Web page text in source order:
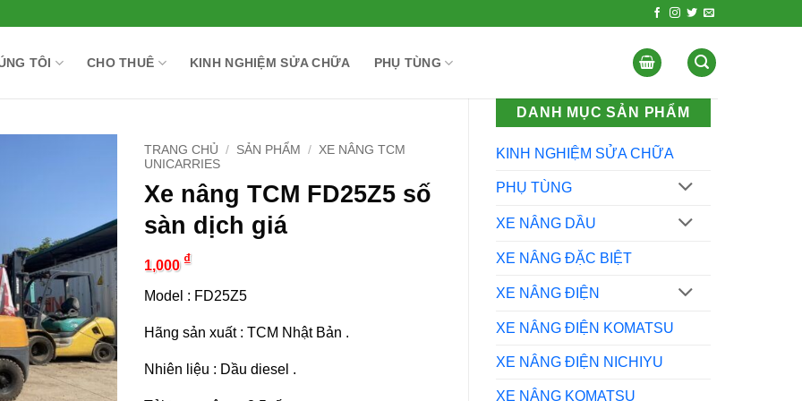
TÔI CHO THUÊ KINH NGHIỆM SỬA CHỮA PHỤ TÙNG
DANH MỤC SẢN PHẨM
KINH NGHIỆM SỬA CHỮA
PHỤ TÙNG
XE NÂNG DẦU
XE NÂNG ĐẶC BIỆT
XE NÂNG ĐIỆN
XE NÂNG ĐIỆN KOMATSU
XE NÂNG ĐIỆN NICHIYU
XE NÂNG KOMATSU
TRANG CHỦ / SẢN PHẨM / XE NÂNG TCM
UNICARRIES
Xe nâng TCM FD25Z5 số
sàn dịch giá
1,000 ₫
Model : FD25Z5
Hãng sản xuất : TCM Nhật Bản .
Nhiên liệu : Dầu diesel .